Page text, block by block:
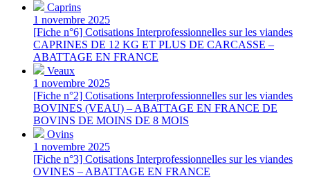
Caprins
1 novembre 2025
[Fiche n°6] Cotisations Interprofessionnelles sur les viandes
CAPRINES DE 12 KG ET PLUS DE CARCASSE –
ABATTAGE EN FRANCE
Veaux
1 novembre 2025
[Fiche n°2] Cotisations Interprofessionnelles sur les viandes
BOVINES (VEAU) – ABATTAGE EN FRANCE DE
BOVINS DE MOINS DE 8 MOIS
Ovins
1 novembre 2025
[Fiche n°3] Cotisations Interprofessionnelles sur les viandes
OVINES – ABATTAGE EN FRANCE